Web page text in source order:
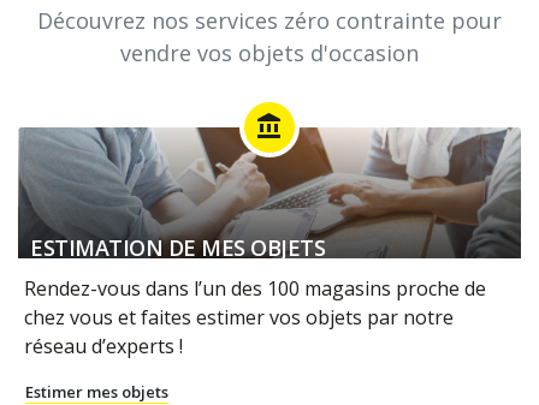
Découvrez nos services zéro contrainte pour
vendre vos objets d'occasion
account_balance
ESTIMATION DE MES OBJETS
Rendez-vous dans l’un des 100 magasins proche de
chez vous et faites estimer vos objets par notre
réseau d’experts !
Estimer mes objets